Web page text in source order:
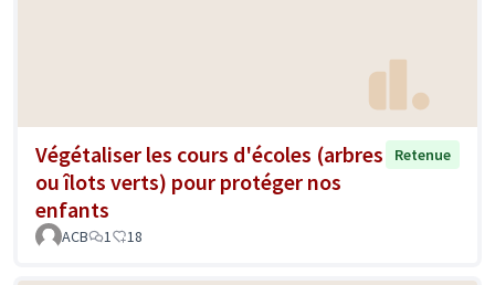
Végétaliser les cours d'écoles (arbres
ou îlots verts) pour protéger nos
enfants
Retenue
ACB 1 18